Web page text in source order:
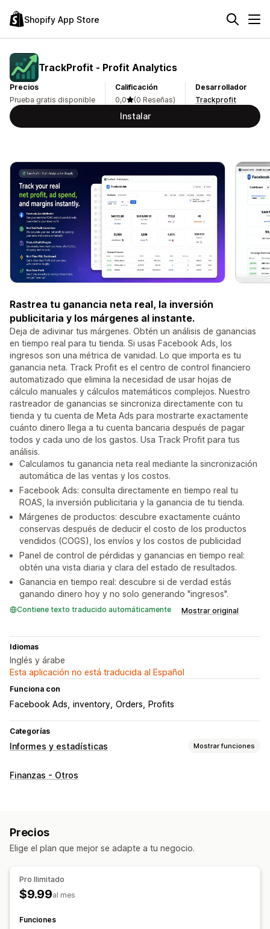
Shopify App Store
TrackProfit ‑ Profit Analytics
Precios
Prueba gratis disponible
Calificación
0,0
(0 Reseñas)
Desarrollador
Trackprofit
Instalar
Rastrea tu ganancia neta real, la inversión
publicitaria y los márgenes al instante.
Deja de adivinar tus márgenes. Obtén un análisis de ganancias
en tiempo real para tu tienda. Si usas Facebook Ads, los
ingresos son una métrica de vanidad. Lo que importa es tu
ganancia neta. Track Profit es el centro de control financiero
automatizado que elimina la necesidad de usar hojas de
cálculo manuales y cálculos matemáticos complejos. Nuestro
rastreador de ganancias se sincroniza directamente con tu
tienda y tu cuenta de Meta Ads para mostrarte exactamente
cuánto dinero llega a tu cuenta bancaria después de pagar
todos y cada uno de los gastos. Usa Track Profit para tus
análisis.
Calculamos tu ganancia neta real mediante la sincronización
automática de las ventas y los costos.
Facebook Ads: consulta directamente en tiempo real tu
ROAS, la inversión publicitaria y la ganancia de tu tienda.
Márgenes de productos: descubre exactamente cuánto
conservas después de deducir el costo de los productos
vendidos (COGS), los envíos y los costos de publicidad
Panel de control de pérdidas y ganancias en tiempo real:
obtén una vista diaria y clara del estado de resultados.
Ganancia en tiempo real: descubre si de verdad estás
ganando dinero hoy y no solo generando "ingresos".
Contiene texto traducido automáticamente Mostrar original
Idiomas
Inglés y árabe
Esta aplicación no está traducida al Español
Funciona con
Facebook Ads inventory Orders Profits
Categorías
Informes y estadísticas Mostrar funciones
Comportamiento de los clientes
Marketing y ventas
Atribución de marketing
ROAS
Imágenes e informes
Panel de control de informes y estadísticas
Finanzas - Otros
Precios
Elige el plan que mejor se adapte a tu negocio.
Pro Ilimitado
$9.99al mes
Funciones